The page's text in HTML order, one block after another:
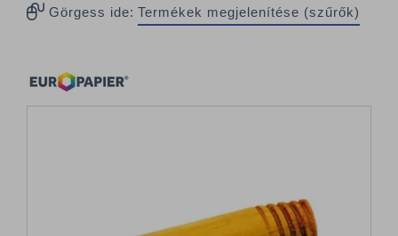
Görgess ide: Termékek megjelenítése (szűrők)